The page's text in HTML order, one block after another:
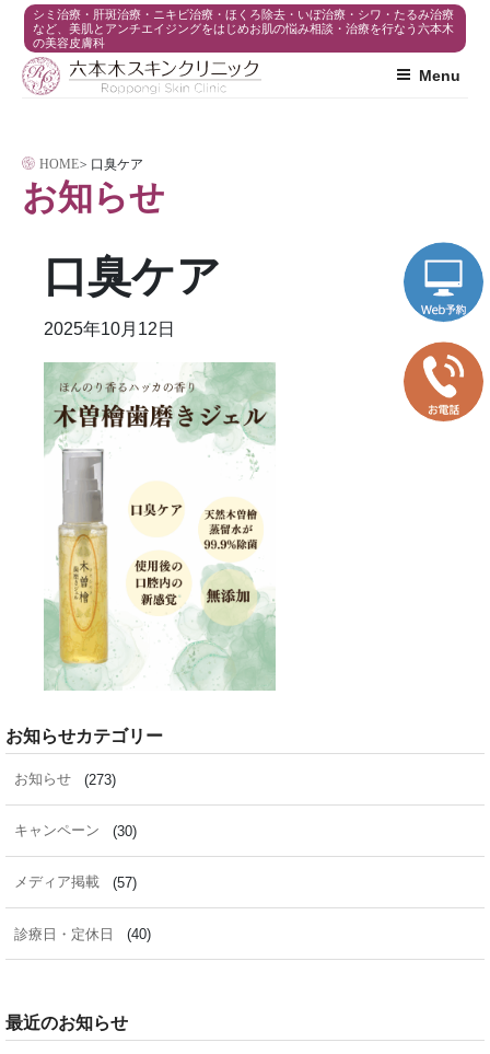
シミ治療・肝斑治療・ニキビ治療・ほくろ除去・いぼ治療・シワ・たるみ治療
など、美肌とアンチエイジングをはじめお肌の悩み相談・治療を行なう六本木
の美容皮膚科
Menu
HOME> 口臭ケア
お知らせ
口臭ケア
2025年10月12日
お知らせカテゴリー
お知らせ (273)
キャンペーン (30)
メディア掲載 (57)
診療日・定休日 (40)
最近のお知らせ